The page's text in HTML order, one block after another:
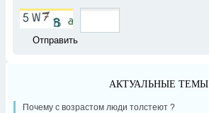
АКТУАЛЬНЫЕ ТЕМЫ
Почему с возрастом люди толстеют ?